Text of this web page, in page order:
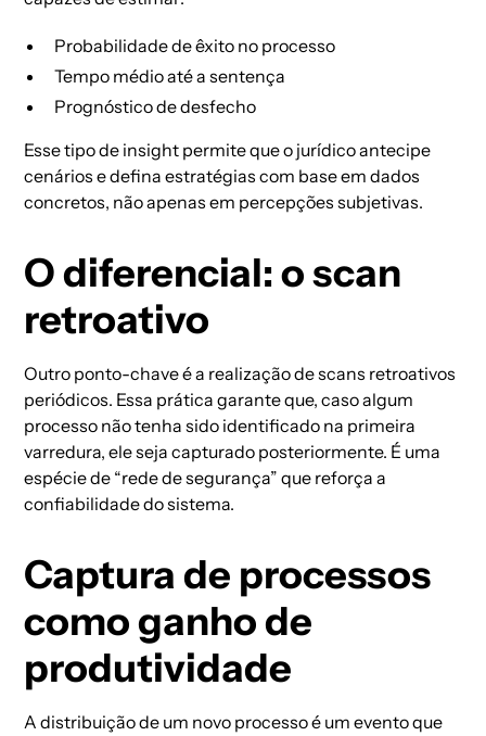
Probabilidade de êxito no processo
Tempo médio até a sentença
Prognóstico de desfecho
Esse tipo de insight permite que o jurídico antecipe
cenários e defina estratégias com base em dados
concretos, não apenas em percepções subjetivas.
O diferencial: o scan
retroativo
Outro ponto-chave é a realização de scans retroativos
periódicos. Essa prática garante que, caso algum
processo não tenha sido identificado na primeira
varredura, ele seja capturado posteriormente. É uma
espécie de “rede de segurança” que reforça a
confiabilidade do sistema.
Captura de processos
como ganho de
produtividade
A distribuição de um novo processo é um evento que